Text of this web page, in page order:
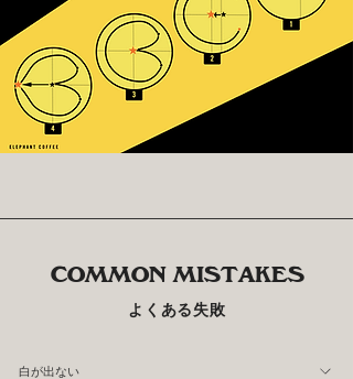
要もありません。慌てずにスムーズにゴール地点へ到達す
る必要があります。 カップが満水になったら、その場で
ミルクを出すのをやめて完成です。
COMMON MISTAKES
よくある失敗
白が出ない